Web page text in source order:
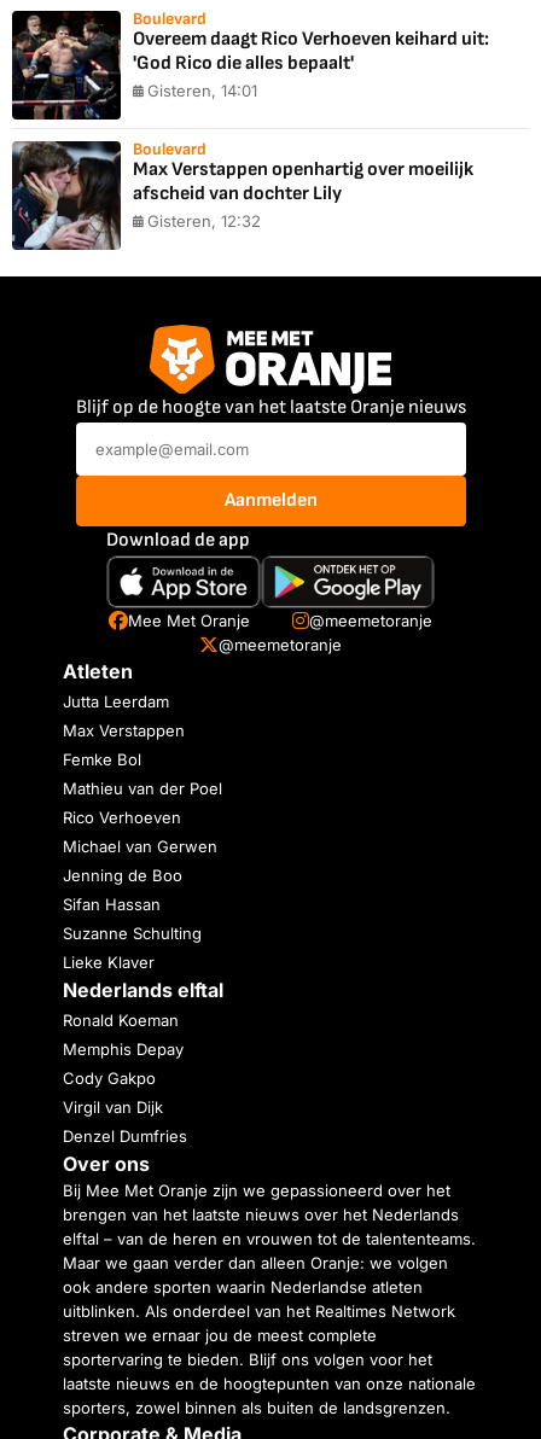
Boulevard
Overeem daagt Rico Verhoeven keihard uit:
'God Rico die alles bepaalt'
Gisteren, 14:01
Boulevard
Max Verstappen openhartig over moeilijk
afscheid van dochter Lily
Gisteren, 12:32
Blijf op de hoogte van het laatste Oranje nieuws
Aanmelden
Download de app
Mee Met Oranje
@meemetoranje
@meemetoranje
Atleten
Jutta Leerdam
Max Verstappen
Femke Bol
Mathieu van der Poel
Rico Verhoeven
Michael van Gerwen
Jenning de Boo
Sifan Hassan
Suzanne Schulting
Lieke Klaver
Nederlands elftal
Ronald Koeman
Memphis Depay
Cody Gakpo
Virgil van Dijk
Denzel Dumfries
Over ons
Bij Mee Met Oranje zijn we gepassioneerd over het
brengen van het laatste nieuws over het Nederlands
elftal – van de heren en vrouwen tot de talententeams.
Maar we gaan verder dan alleen Oranje: we volgen
ook andere sporten waarin Nederlandse atleten
uitblinken. Als onderdeel van het Realtimes Network
streven we ernaar jou de meest complete
sportervaring te bieden. Blijf ons volgen voor het
laatste nieuws en de hoogtepunten van onze nationale
sporters, zowel binnen als buiten de landsgrenzen.